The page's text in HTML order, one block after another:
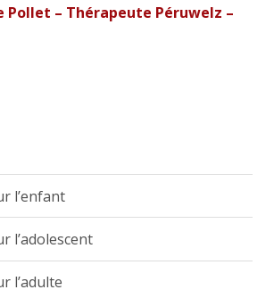
Pollet – Thérapeute Péruwelz –
l’enfant
l’adolescent
l’adulte